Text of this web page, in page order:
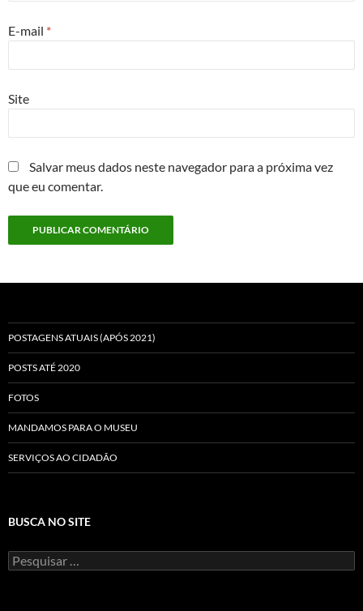
E-mail *
Site
Salvar meus dados neste navegador para a próxima vez
que eu comentar.
POSTAGENS ATUAIS (APÓS 2021)
POSTS ATÉ 2020
FOTOS
MANDAMOS PARA O MUSEU
SERVIÇOS AO CIDADÃO
BUSCA NO SITE
Pesquisar
por: